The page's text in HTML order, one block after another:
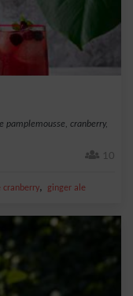
pamplemousse, cranberry,
10
cranberry, ginger ale